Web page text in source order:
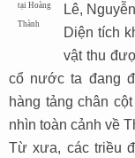
tại Hoàng
Thành
Lê,
Diện tích
vật thu
cổ nước ta đang
hàng tảng chân
nhìn toàn cảnh về
Từ xưa, các triều